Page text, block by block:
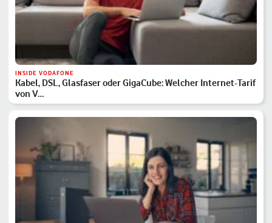
INSIDE VODAFONE
Kabel, DSL, Glasfaser oder GigaCube: Welcher Internet-Tarif
von V…